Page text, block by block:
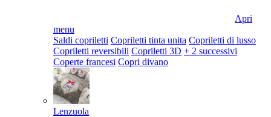
Apri
menu
Saldi copriletti Copriletti tinta unita Copriletti di lusso
Copriletti reversibili Copriletti 3D + 2 successivi
Coperte francesi Copri divano
Lenzuola